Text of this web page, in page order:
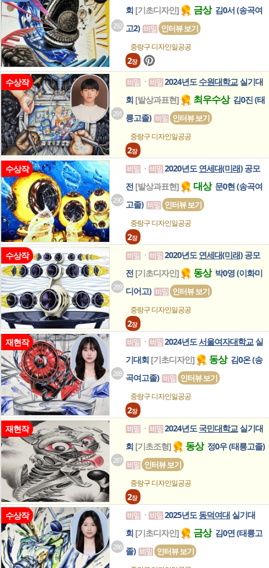
292
회 [기초디자인] 금상김0서 (송곡여
고2)
인터뷰 보기
중랑구 디자인일공공
2장
수상작
291
ㆍ 2024년도 수원대학교 실기대
회 [발상과표현] 최우수상김0진 (태
릉고졸)
인터뷰 보기
중랑구 디자인일공공
2장
수상작
290
ㆍ 2020년도 연세대(미래) 공모
전 [발상과표현] 대상문0현 (송곡여
고졸)
인터뷰 보기
중랑구 디자인일공공
2장
수상작
289
ㆍ 2020년도 연세대(미래) 공모
전 [기초디자인] 동상박0영 (이화미
디어고)
인터뷰 보기
중랑구 디자인일공공
2장
재현작
288
ㆍ 2024년도서울여자대학교 실
기대회 [기초디자인] 동상김0온 (송
곡여고졸)
인터뷰 보기
중랑구 디자인일공공
2장
재현작
287
ㆍ 2024년도 국민대학교 실기대
회 [기초조형] 동상정0우 (태릉고졸)
인터뷰 보기
중랑구 디자인일공공
2장
수상작
286
ㆍ 2025년도 동덕여대 실기대
회 [기초디자인] 금상김0연 (태릉고
졸)
인터뷰 보기